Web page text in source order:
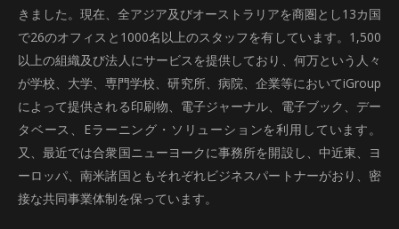
きました。現在、全アジア及びオーストラリアを商圏とし13カ国
で26のオフィスと1000名以上のスタッフを有しています。1,500
以上の組織及び法人にサービスを提供しており、何万という人々
が学校、大学、専門学校、研究所、病院、企業等においてiGroup
によって提供される印刷物、電子ジャーナル、電子ブック、デー
タベース、Eラーニング・ソリューションを利用しています。
又、最近では合衆国ニューヨークに事務所を開設し、中近東、ヨ
ーロッパ、南米諸国ともそれぞれビジネスパートナーがおり、密
接な共同事業体制を保っています。